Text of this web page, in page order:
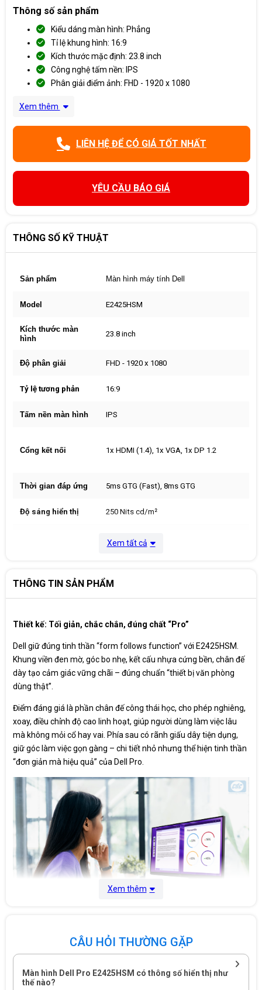
Thông số sản phẩm
Kiểu dáng màn hình: Phẳng
Tỉ lệ khung hình: 16:9
Kích thước mặc định: 23.8 inch
Công nghệ tấm nền: IPS
Phân giải điểm ảnh: FHD - 1920 x 1080
Xem thêm
LIÊN HỆ ĐỂ CÓ GIÁ TỐT NHẤT
YÊU CẦU BÁO GIÁ
THÔNG SỐ KỸ THUẬT
Sản phẩm Màn hình máy tính Dell
Model E2425HSM
Kích thước màn
hình
23.8 inch
Độ phân giải FHD - 1920 x 1080
Tỷ lệ tương phản 16:9
Tấm nền màn hình IPS
Cổng kết nối 1x HDMI (1.4), 1x VGA, 1x DP 1.2
Thời gian đáp ứng 5ms GTG (Fast), 8ms GTG
Độ sáng hiển thị 250 Nits cd/m²
16.7 triệu màu - 72% NTSC (CIE 1931)
VESA (100 mm x 100 mm), speakers 2W
x2 , chân đế nâng hạ xoay dọc màn hình
Dây nguồn, Dây HDMI
Bảo hành
Xuất xứ
Xem tất cả
THÔNG TIN SẢN PHẨM
Thiết kế: Tối giản, chắc chắn, đúng chất “Pro”
Dell giữ đúng tinh thần “form follows function” với E2425HSM.
Khung viền đen mờ, góc bo nhẹ, kết cấu nhựa cứng bền, chân đế
dày tạo cảm giác vững chãi – đúng chuẩn “thiết bị văn phòng
dùng thật”.
Điểm đáng giá là phần chân đế công thái học, cho phép nghiêng,
xoay, điều chỉnh độ cao linh hoạt, giúp người dùng làm việc lâu
mà không mỏi cổ hay vai. Phía sau có rãnh giấu dây tiện dụng,
giữ góc làm việc gọn gàng – chi tiết nhỏ nhưng thể hiện tinh thần
“đơn giản mà hiệu quả” của Dell Pro.
Chất lượng hiển thị: Rõ nét, cân bằng và thân thiện với mắt
E2425HSM sử dụng tấm nền VA 23.8 inch Full HD (1920×1080),
độ sáng 300 nits, tần số quét 100Hz – vừa đủ mượt cho các tác
Xem thêm
CÂU HỎI THƯỜNG GẶP
Màn hình Dell Pro E2425HSM có thông số hiển thị như
thế nào?